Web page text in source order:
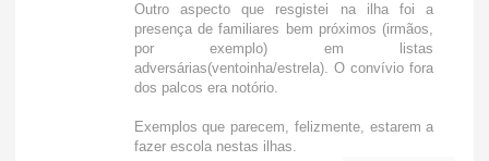
Outro aspecto que resgistei na ilha foi a
presença de familiares bem próximos (irmãos,
por exemplo) em listas
adversárias(ventoinha/estrela). O convívio fora
dos palcos era notório.
Exemplos que parecem, felizmente, estarem a
fazer escola nestas ilhas.